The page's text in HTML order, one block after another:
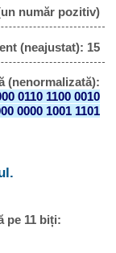
număr pozitiv)
(neajustat): 15
(nenormalizată):
0110 1100 0010
0000 1001 1101
pe 11 biți: